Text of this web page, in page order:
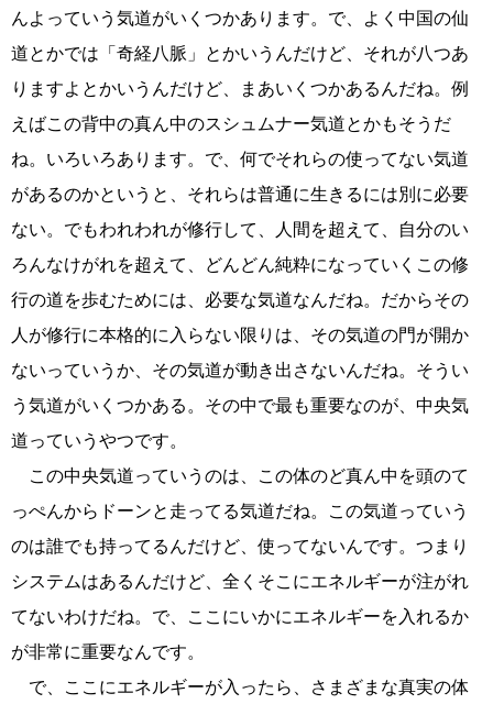
んよっていう気道がいくつかあります。で、よく中国の仙
道とかでは「奇経八脈」とかいうんだけど、それが八つあ
りますよとかいうんだけど、まあいくつかあるんだね。例
えばこの背中の真ん中のスシュムナー気道とかもそうだ
ね。いろいろあります。で、何でそれらの使ってない気道
があるのかというと、それらは普通に生きるには別に必要
ない。でもわれわれが修行して、人間を超えて、自分のい
ろんなけがれを超えて、どんどん純粋になっていくこの修
行の道を歩むためには、必要な気道なんだね。だからその
人が修行に本格的に入らない限りは、その気道の門が開か
ないっていうか、その気道が動き出さないんだね。そうい
う気道がいくつかある。その中で最も重要なのが、中央気
道っていうやつです。
この中央気道っていうのは、この体のど真ん中を頭のて
っぺんからドーンと走ってる気道だね。この気道っていう
のは誰でも持ってるんだけど、使ってないんです。つまり
システムはあるんだけど、全くそこにエネルギーが注がれ
てないわけだね。で、ここにいかにエネルギーを入れるか
が非常に重要なんです。
で、ここにエネルギーが入ったら、さまざまな真実の体